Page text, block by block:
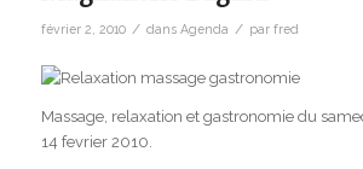
février 2, 2010 / dans Agenda / par fred
Massage, relaxation et gastronomie du
14 fevrier 2010.